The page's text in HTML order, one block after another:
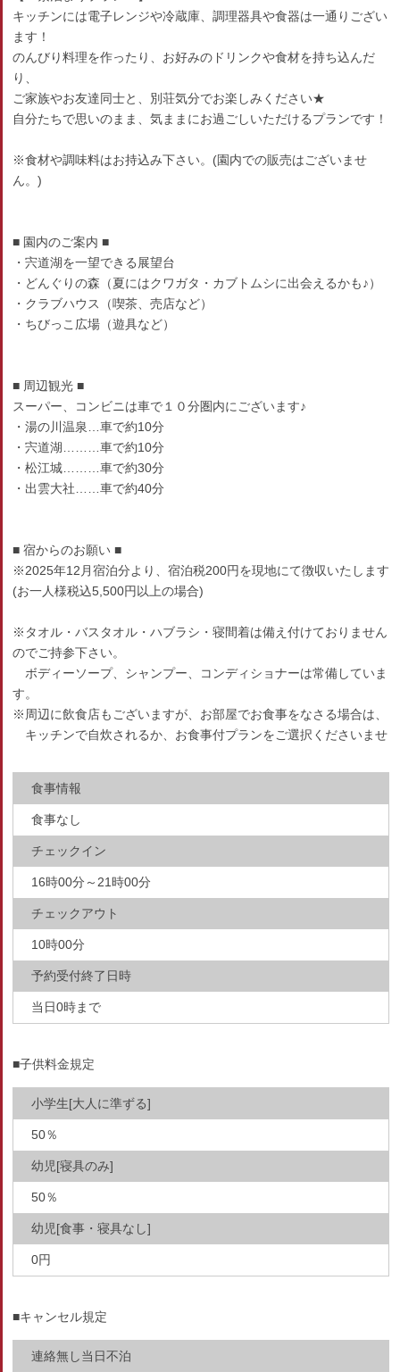
キッチンには電子レンジや冷蔵庫、調理器具や食器は一通りござい
ます！
のんびり料理を作ったり、お好みのドリンクや食材を持ち込んだ
り、
ご家族やお友達同士と、別荘気分でお楽しみください★
自分たちで思いのまま、気ままにお過ごしいただけるプランです！
※食材や調味料はお持込み下さい。(園内での販売はございませ
ん。)
■ 園内のご案内 ■
・宍道湖を一望できる展望台
・どんぐりの森（夏にはクワガタ・カブトムシに出会えるかも♪）
・クラブハウス（喫茶、売店など）
・ちびっこ広場（遊具など）
■ 周辺観光 ■
スーパー、コンビニは車で１０分圏内にございます♪
・湯の川温泉…車で約10分
・宍道湖………車で約10分
・松江城………車で約30分
・出雲大社……車で約40分
■ 宿からのお願い ■
※2025年12月宿泊分より、宿泊税200円を現地にて徴収いたします
(お一人様税込5,500円以上の場合)
※タオル・バスタオル・ハブラシ・寝間着は備え付けておりません
のでご持参下さい。
ボディーソープ、シャンプー、コンディショナーは常備していま
す。
※周辺に飲食店もございますが、お部屋でお食事をなさる場合は、
キッチンで自炊されるか、お食事付プランをご選択くださいませ
食事情報
食事なし
チェックイン
16時00分～21時00分
チェックアウト
10時00分
予約受付終了日時
当日0時まで
■子供料金規定
小学生[大人に準ずる]
50％
幼児[寝具のみ]
50％
幼児[食事・寝具なし]
0円
■キャンセル規定
連絡無し当日不泊